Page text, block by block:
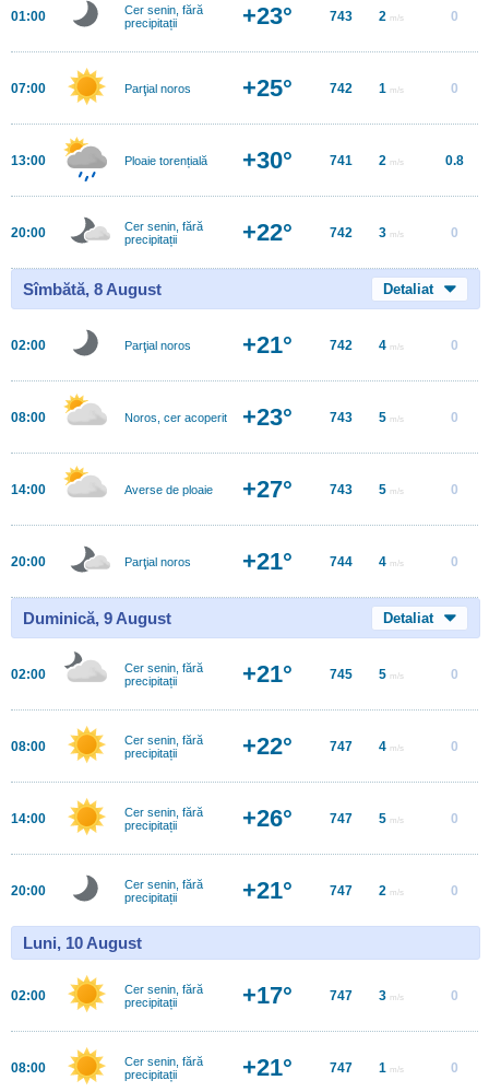
01:00
Cer senin, fără
precipitații
+23° 743 2 m/s 0
07:00 Parţial noros +25° 742 1 m/s 0
13:00 Ploaie torențială +30° 741 2 m/s 0.8
20:00
Cer senin, fără
precipitații
+22° 742 3 m/s 0
Sîmbătă, 8 August Detaliat
02:00 Parţial noros +21° 742 4 m/s 0
08:00 Noros, cer acoperit +23° 743 5 m/s 0
14:00 Averse de ploaie +27° 743 5 m/s 0
20:00 Parţial noros +21° 744 4 m/s 0
Duminică, 9 August Detaliat
02:00
Cer senin, fără
precipitații
+21° 745 5 m/s 0
08:00
Cer senin, fără
precipitații
+22° 747 4 m/s 0
14:00
Cer senin, fără
precipitații
+26° 747 5 m/s 0
20:00
Cer senin, fără
precipitații
+21° 747 2 m/s 0
Luni, 10 August
02:00
Cer senin, fără
precipitații
+17° 747 3 m/s 0
08:00
Cer senin, fără
precipitații
+21° 747 1 m/s 0